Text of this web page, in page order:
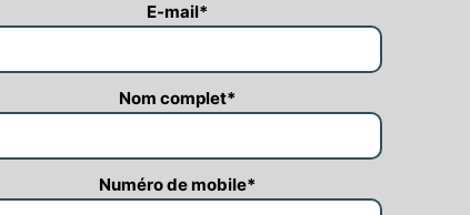
E-mail*
Nom complet*
Numéro de mobile*